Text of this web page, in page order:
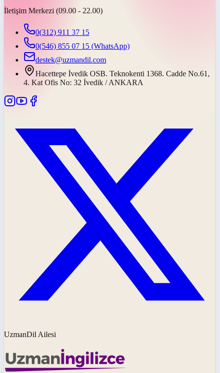
İletişim Merkezi (09.00 - 22.00)
0(312) 911 37 15
0(546) 855 07 15 (WhatsApp)
destek@uzmandil.com
Hacettepe İvedik OSB. Teknokenti 1368. Cadde No.61,
4. Kat Ofis No: 32 İvedik / ANKARA
UzmanDil Ailesi